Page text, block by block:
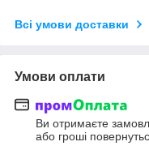
Всі умови доставки
Умови оплати
Ви отримаєте
або гроші